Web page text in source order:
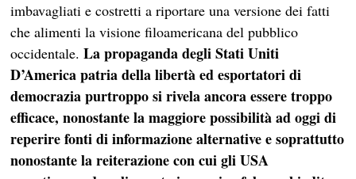
imbavagliati e costretti a riportare una versione dei fatti
che alimenti la visione filoamericana del pubblico
occidentale.La propaganda degli Stati Uniti
D’America patria della libertà ed esportatori di
democrazia purtroppo si rivela ancora essere troppo
efficace, nonostante la maggiore possibilità ad oggi di
reperire fonti di informazione alternative e soprattutto
nonostante la reiterazione con cui gli USA